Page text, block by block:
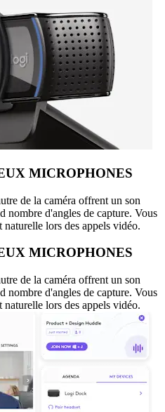
MICROPHONES
de la caméra offrent un son
nombre d'angles de capture. Vous
lors des appels vidéo.
MICROPHONES
de la caméra offrent un son
nombre d'angles de capture. Vous
lors des appels vidéo.